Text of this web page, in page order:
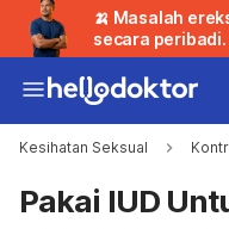
🍌 Masalah
secara peribadi.
Kesihatan Seksual
Pakai IUD